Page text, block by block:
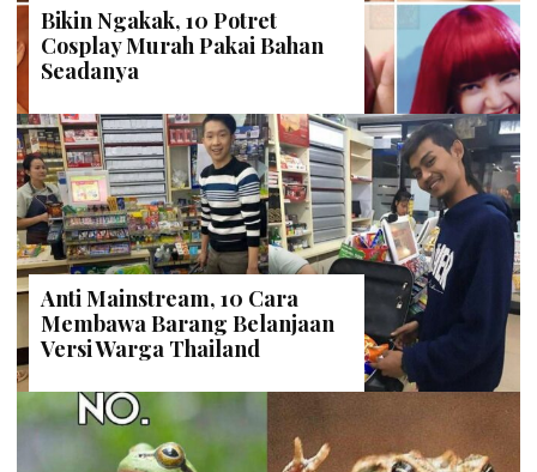
Bikin Ngakak, 10 Potret
Cosplay Murah Pakai Bahan
Seadanya
Anti Mainstream, 10 Cara
Membawa Barang Belanjaan
Versi Warga Thailand